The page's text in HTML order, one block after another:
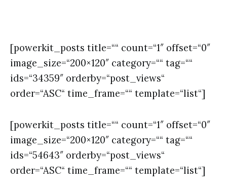
[powerkit_posts title=““ count=“1″ offset=“0″
image_size=“200×120″ category=““ tag=““
ids=“34359″ orderby=“post_views“
order=“ASC“ time_frame=““ template=“list“]
[powerkit_posts title=““ count=“1″ offset=“0″
image_size=“200×120″ category=““ tag=““
ids=“54643″ orderby=“post_views“
order=“ASC“ time_frame=““ template=“list“]